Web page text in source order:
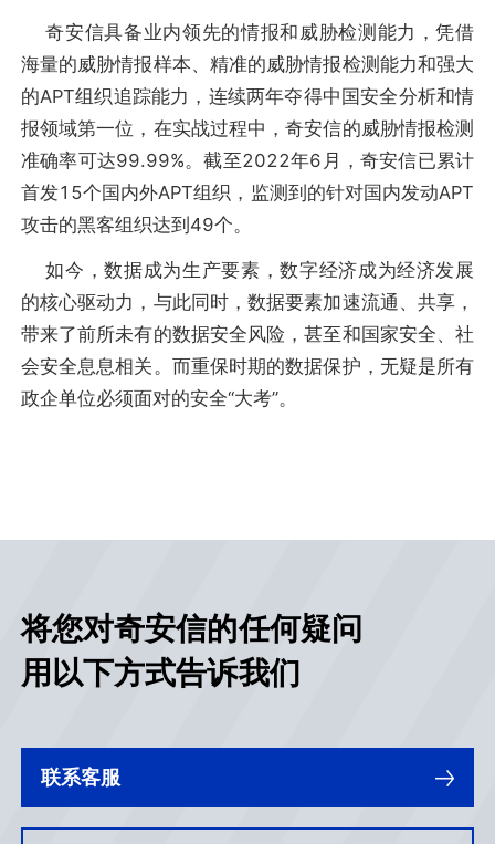
奇安信具备业内领先的情报和威胁检测能力，凭借
海量的威胁情报样本、精准的威胁情报检测能力和强大
的APT组织追踪能力，连续两年夺得中国安全分析和情
报领域第一位，在实战过程中，奇安信的威胁情报检测
准确率可达99.99%。截至2022年6月，奇安信已累计
首发15个国内外APT组织，监测到的针对国内发动APT
攻击的黑客组织达到49个。
如今，数据成为生产要素，数字经济成为经济发展
的核心驱动力，与此同时，数据要素加速流通、共享，
带来了前所未有的数据安全风险，甚至和国家安全、社
会安全息息相关。而重保时期的数据保护，无疑是所有
政企单位必须面对的安全“大考”。
将您对奇安信的任何疑问
用以下方式告诉我们
联系客服